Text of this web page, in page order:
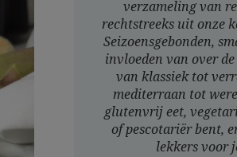
verzameling van
rechtstreeks uit onze
Seizoensgebonden,
invloeden van over
van klassiek tot
mediterraan tot
glutenvrij eet,
of pescotariër bent,
lekkers voor